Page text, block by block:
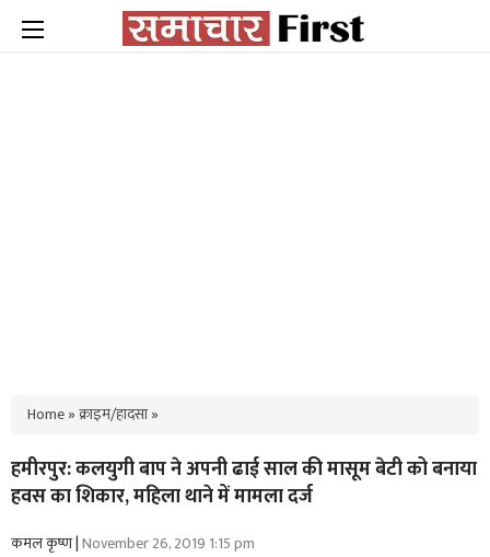
Home»क्राइम/हादसा»
हमीरपुर: कलयुगी बाप ने अपनी ढाई साल की मासूम बेटी को बनाया
हवस का शिकार, महिला थाने में मामला दर्ज
कमल कृष्ण |November 26, 2019 1:15 pm